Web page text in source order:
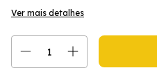
Ver mais detalhes